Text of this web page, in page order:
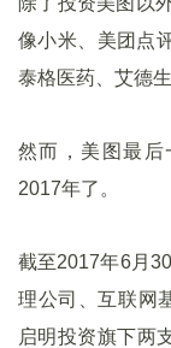
像小米、美团点
泰格医药、艾德
然而，美图最
2017年了。
截至2017年6月
理公司、互联网
启明投资旗下两